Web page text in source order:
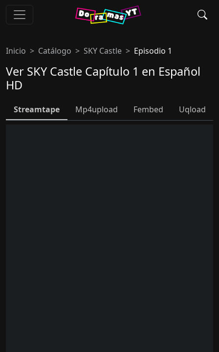
Inicio Catálogo SKY Castle Episodio 1
Ver SKY Castle Capítulo 1 en Español
HD
Streamtape Mp4upload Fembed Uqload